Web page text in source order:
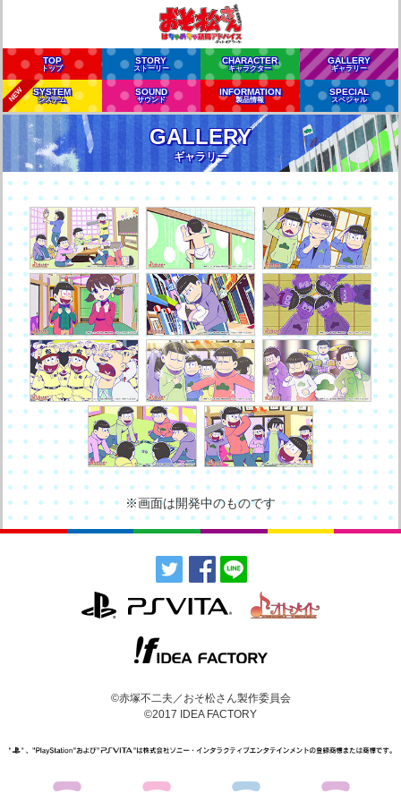
TOP
トップ
STORY
ストーリー
CHARACTER
キャラクター
GALLERY
ギャラリー
SYSTEM
システム
NEW SOUND
サウンド
INFORMATION
製品情報
SPECIAL
スペシャル
GALLERY
ギャラリー
※画面は開発中のものです
©赤塚不二夫／おそ松さん製作委員会
©2017 IDEA FACTORY